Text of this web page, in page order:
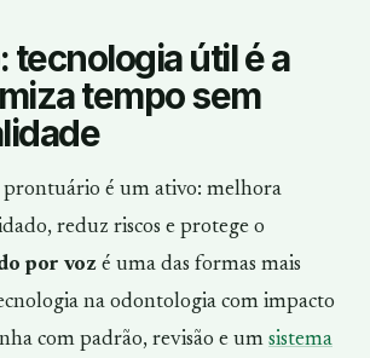
tecnologia útil é a
tempo sem
prontuário é um ativo: melhora
reduz riscos e protege o
por voz é uma das formas mais
na odontologia com impacto
com padrão, revisão e um sistema